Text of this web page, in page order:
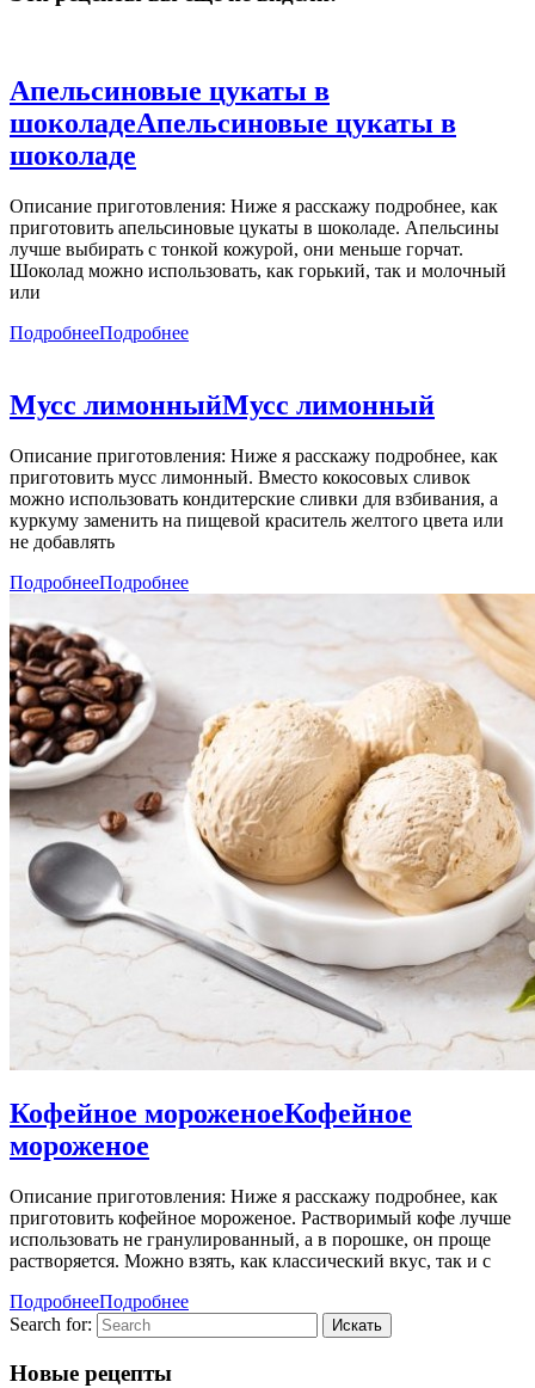
Апельсиновые цукаты в
шоколадеАпельсиновые цукаты в
шоколаде
Описание приготовления: Ниже я расскажу подробнее, как
приготовить апельсиновые цукаты в шоколаде. Апельсины
лучше выбирать с тонкой кожурой, они меньше горчат.
Шоколад можно использовать, как горький, так и молочный
или
ПодробнееПодробнее
Мусс лимонныйМусс лимонный
Описание приготовления: Ниже я расскажу подробнее, как
приготовить мусс лимонный. Вместо кокосовых сливок
можно использовать кондитерские сливки для взбивания, а
куркуму заменить на пищевой краситель желтого цвета или
не добавлять
ПодробнееПодробнее
Кофейное мороженоеКофейное
мороженое
Описание приготовления: Ниже я расскажу подробнее, как
приготовить кофейное мороженое. Растворимый кофе лучше
использовать не гранулированный, а в порошке, он проще
растворяется. Можно взять, как классический вкус, так и с
ПодробнееПодробнее
Search for:
Новые рецепты